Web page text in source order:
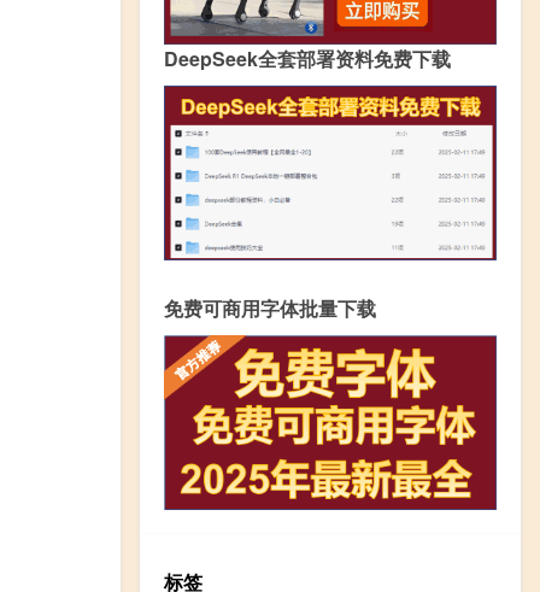
DeepSeek全套部署资料免费下载
免费可商用字体批量下载
标签